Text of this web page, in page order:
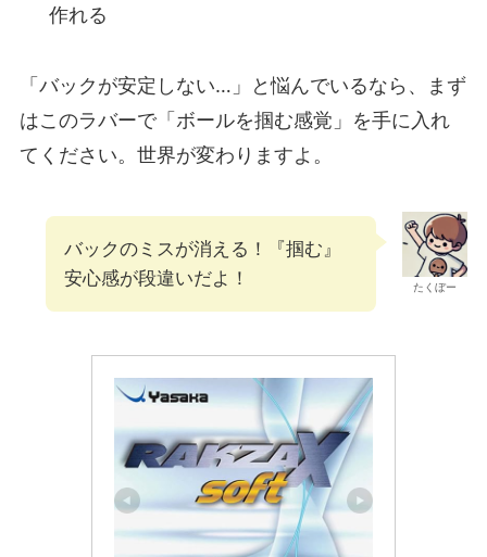
作れる
「バックが安定しない…」と悩んでいるなら、まず
はこのラバーで「ボールを掴む感覚」を手に入れ
てください。世界が変わりますよ。
たくぼー
バックのミスが消える！『掴む』
安心感が段違いだよ！